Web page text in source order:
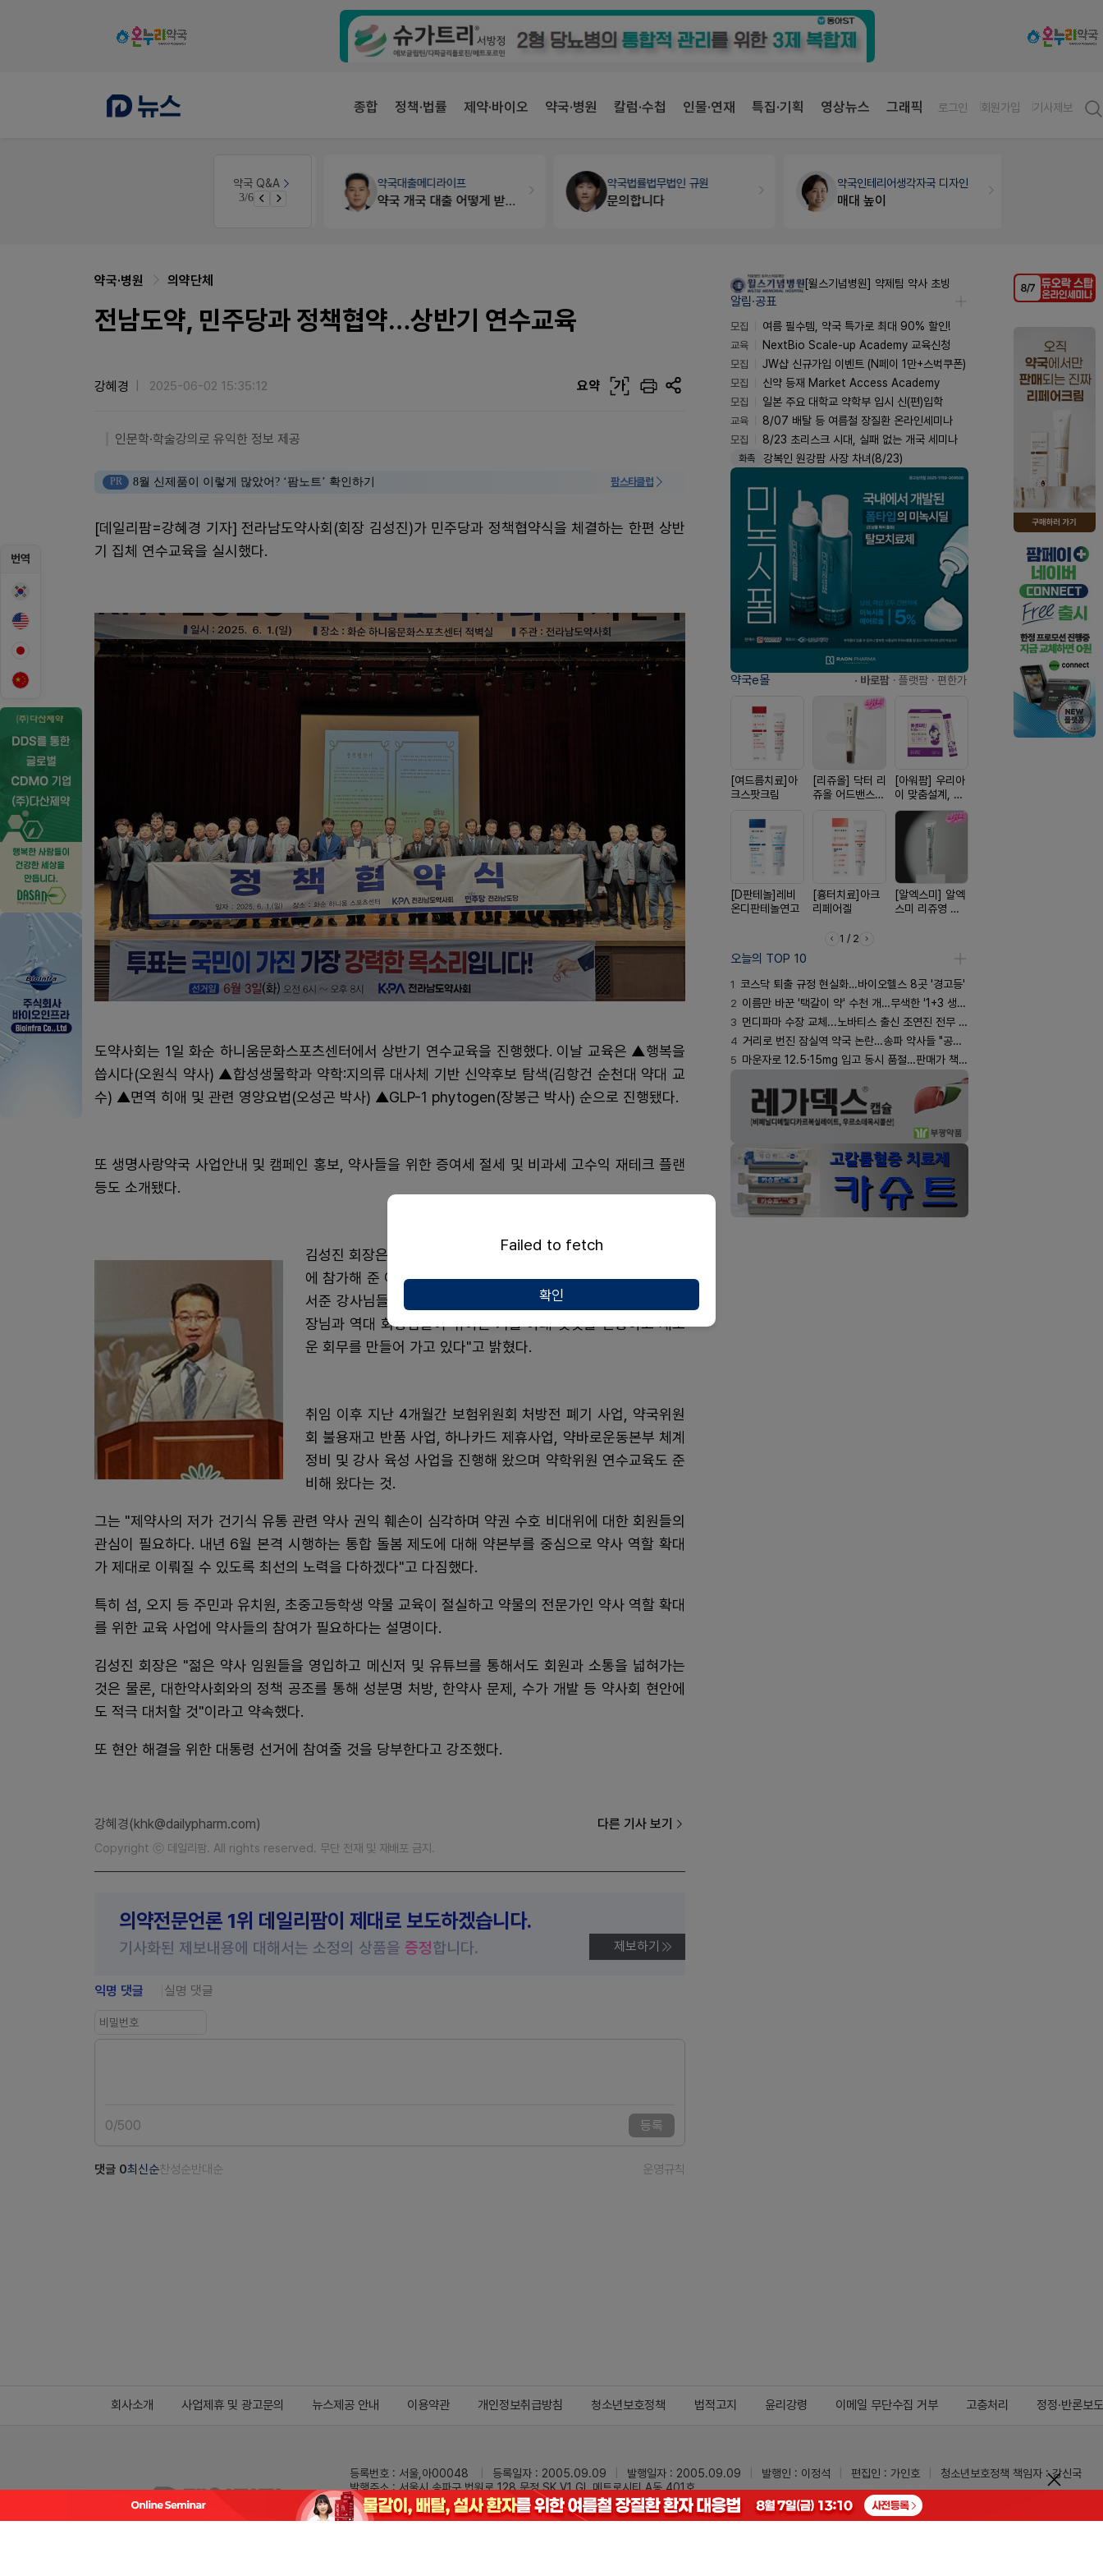
종합 정책·법률 제약·바이오 약국·병원 칼럼·수첩 인물·연재 특집·기획 영상뉴스 그래픽 로그인 회원가입 기사제보
약국 Q&A
3/6 노동자의 날 수당계산은 어떻게 되나요
약국대출메디라이프
약국 개국 대출 어떻게 받아야할지 어렵습니다
약국법률법무법인 규원
문의합니다
약국인테리어생각자국 디자인
매대 높이
번역
약국·병원 의약단체
전남도약, 민주당과 정책협약…상반기 연수교육
강혜경 2025-06-02 15:35:12 요약 가
인문학·학술강의로 유익한 정보 제공
PR 8월 신제품이 이렇게 많았어? ‘팜노트’ 확인하기 팜스타클럽
[데일리팜=강혜경 기자] 전라남도약사회(회장 김성진)가 민주당과 정책협약식을 체결하는 한편 상반
기 집체 연수교육을 실시했다.
도약사회는 1일 화순 하니움문화스포츠센터에서 상반기 연수교육을 진행했다. 이날 교육은 ▲행복을
씁시다(오원식 약사) ▲합성생물학과 약학:지의류 대사체 기반 신약후보 탐색(김항건 순천대 약대 교
수) ▲면역 히애 및 관련 영양요법(오성곤 박사) ▲GLP-1 phytogen(장봉근 박사) 순으로 진행됐다.
또 생명사랑약국 사업안내 및 캠페인 홍보, 약사들을 위한 증여세 절세 및 비과세 고수익 재테크 플랜
등도 소개됐다.
김성진 회장은 "도민의 건강과 약사 전문성 함얄을 위해 연수교육
에 참가해 준 여러분들께 감사하다. 약학위원회와 강의를 위해 나
서준 강사님들께도 감사인사를 드린다"며 "전라남도는 조기석 회
장님과 역대 회장님들이 닦아온 기틀 아래 옛것을 전승하고 새로
운 회무를 만들어 가고 있다"고 밝혔다.
취임 이후 지난 4개월간 보험위원회 처방전 폐기 사업, 약국위원
회 불용재고 반품 사업, 하나카드 제휴사업, 약바로운동본부 체계
정비 및 강사 육성 사업을 진행해 왔으며 약학위원 연수교육도 준
비해 왔다는 것.
그는 "제약사의 저가 건기식 유통 관련 약사 권익 훼손이 심각하며 약권 수호 비대위에 대한 회원들의
관심이 필요하다. 내년 6월 본격 시행하는 통합 돌봄 제도에 대해 약본부를 중심으로 약사 역할 확대
가 제대로 이뤄질 수 있도록 최선의 노력을 다하겠다"고 다짐했다.
특히 섬, 오지 등 주민과 유치원, 초중고등학생 약물 교육이 절실하고 약물의 전문가인 약사 역할 확대
를 위한 교육 사업에 약사들의 참여가 필요하다는 설명이다.
김성진 회장은 "젊은 약사 임원들을 영입하고 메신저 및 유튜브를 통해서도 회원과 소통을 넓혀가는
것은 물론, 대한약사회와의 정책 공조를 통해 성분명 처방, 한약사 문제, 수가 개발 등 약사회 현안에
도 적극 대처할 것"이라고 약속했다.
또 현안 해결을 위한 대통령 선거에 참여줄 것을 당부한다고 강조했다.
강혜경(khk@dailypharm.com) 다른 기사 보기
Copyright ⓒ 데일리팜. All rights reserved. 무단 전재 및 재배포 금지.
의약전문언론 1위 데일리팜이 제대로 보도하겠습니다.
기사화된 제보내용에 대해서는 소정의 상품을 증정합니다. 제보하기
익명 댓글 실명 댓글
0/500 등록
댓글 0최신순찬성순반대순 운영규칙
[윌스기념병원] 약제팀 약사 초빙
알림·공표
모집
여름 필수템, 약국 특가로 최대 90% 할인!
교육
NextBio Scale-up Academy 교육신청
모집
JW샵 신규가입 이벤트 (N페이 1만+스벅쿠폰)
모집
신약 등재 Market Access Academy
모집
일본 주요 대학교 약학부 입시 신(편)입학
교육
8/07 배탈 등 여름철 장질환 온라인세미나
모집
8/23 초리스크 시대, 실패 없는 개국 세미나
화촉 강복인 원강팜 사장 차녀(8/23)
약국e몰 · 바로팜 · 플랫팜 · 편한가
[여드름치료]아
크스팟크림
[리쥬올] 닥터 리
쥬올 어드밴스드
이팅 크림 30ml
[아워팜] 우리아
이 맞춤설계, 바
로타민 kids 엘
더베리맛
[D판테놀]레비
온디판테놀연고
[흉터치료]아크
리페어겔
[알엑스미] 알엑
스미 리쥬영 울
1 / 2
오늘의 TOP 10
1 코스닥 퇴출 규정 현실화…바이오헬스 8곳 '경고등'
2 이름만 바꾼 '택갈이 약' 수천 개…무색한 '1+3 생동'
3 먼디파마 수장 교체...노바티스 출신 조연진 전무 내정
4 거리로 번진 잠실역 약국 논란…송파 약사들 "공공성 훼손"
5 마운자로 12.5·15mg 입고 동시 품절…판매가 책정 고심
회사소개 사업제휴 및 광고문의 뉴스제공 안내 이용약관 개인정보취급방침 청소년보호정책 법적고지 윤리강령 이메일 무단수집 거부 고충처리 정정·반론보도
등록번호 : 서울,아00048 등록일자 : 2005.09.09 발행일자 : 2005.09.09 발행인 : 이정석 편집인 : 가인호
청소년보호정책 책임자 : 강신국
발행주소 : 서울시 송파구 법원로 128 문정 SK V1 GL 메트로시티 A동 401호
전화 : 02-3473-0833
팩스 : 02-3434-0169 Mail :dailypharm@dailypharm.com
Failed to fetch
확인